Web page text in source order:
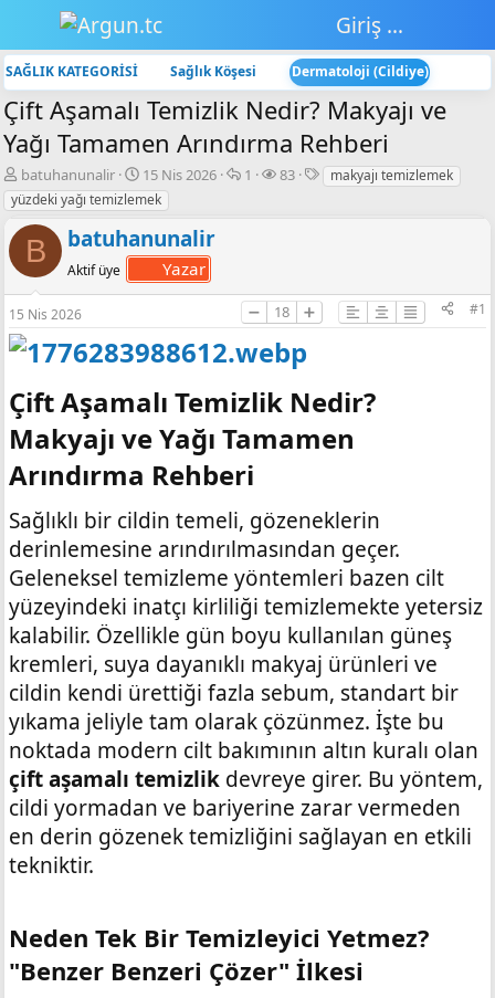
Giriş yap
SAĞLIK KATEGORİSİ Sağlık Köşesi Dermatoloji (Cildiye)
Çift Aşamalı Temizlik Nedir? Makyajı ve
Yağı Tamamen Arındırma Rehberi
K
o
n
b
y
u
b
a
ş
a
t
a
n
batuhanunalir
B
a
ş
l
a
g
ç
t
i
h
i
15 Nis 2026
💬
l
a
r
1
👁️‍🗨️
t
ü
l
e
83
E
l
r
makyajı temizlemek
yüzdeki yağı temizlemek
B batuhanunalir
Aktif üye Yazar
15 Nis 2026 ➖ 18 ➕ #1
Çift Aşamalı Temizlik Nedir?
Makyajı ve Yağı Tamamen
Arındırma Rehberi​
Sağlıklı bir cildin temeli, gözeneklerin
derinlemesine arındırılmasından geçer.
Geleneksel temizleme yöntemleri bazen cilt
yüzeyindeki inatçı kirliliği temizlemekte yetersiz
kalabilir. Özellikle gün boyu kullanılan güneş
kremleri, suya dayanıklı makyaj ürünleri ve
cildin kendi ürettiği fazla sebum, standart bir
yıkama jeliyle tam olarak çözünmez. İşte bu
noktada modern cilt bakımının altın kuralı olan
çift aşamalı temizlik devreye girer. Bu yöntem,
cildi yormadan ve bariyerine zarar vermeden
en derin gözenek temizliğini sağlayan en etkili
tekniktir.
Neden Tek Bir Temizleyici Yetmez?
"Benzer Benzeri Çözer" İlkesi​